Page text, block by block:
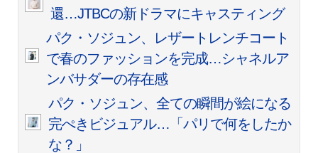
還…JTBCの新ドラマにキャスティング
パク・ソジュン、レザートレンチコート
で春のファッションを完成…シャネルア
ンバサダーの存在感
パク・ソジュン、全ての瞬間が絵になる
完ぺきビジュアル…「パリで何をしたか
な？」